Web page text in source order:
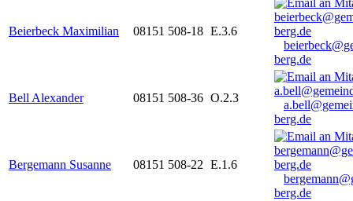
Beierbeck Maximilian 08151 508-18 E.3.6
berg.de
Bell Alexander 08151 508-36 O.2.3
berg.de
Bergemann Susanne 08151 508-22 E.1.6
berg.de